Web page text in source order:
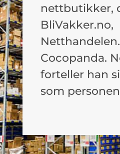
nettbutikker,
BliVakker.no,
Cocopanda.
forteller han
som